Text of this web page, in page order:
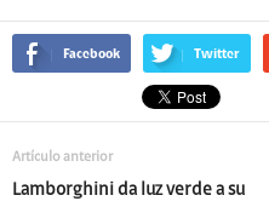
Facebook Twitter
Artículo anterior
Lamborghini da luz verde a su